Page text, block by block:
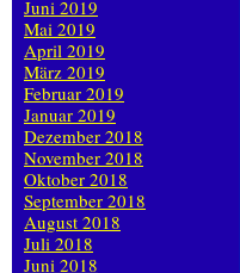
Juni 2019
Mai 2019
April 2019
März 2019
Februar 2019
Januar 2019
Dezember 2018
November 2018
Oktober 2018
September 2018
August 2018
Juli 2018
Juni 2018